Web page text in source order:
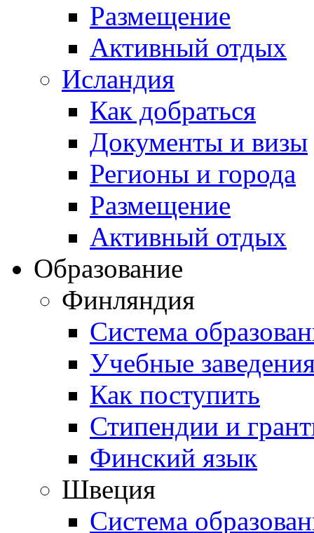
Размещение
Активный отдых
Исландия
Как добраться
Документы и визы
Регионы и города
Размещение
Активный отдых
Образование
Финляндия
Система
Учебные
Как поступить
Стипендии и
Финский язык
Швеция
Система